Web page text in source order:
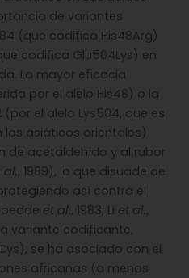
de variantes
(que codifica His48Arg)
codifica Glu504Lys) en
La mayor eficacia
por el alelo His48) o la
el alelo Lys504, que es
los asiáticos orientales)
de acetaldehído y al rubor
al. , 1989), lo que disuade de
así contra el
et al. , 1983; Li et al. ,
variante codificante,
se ha asociado con el
africanas (a menos